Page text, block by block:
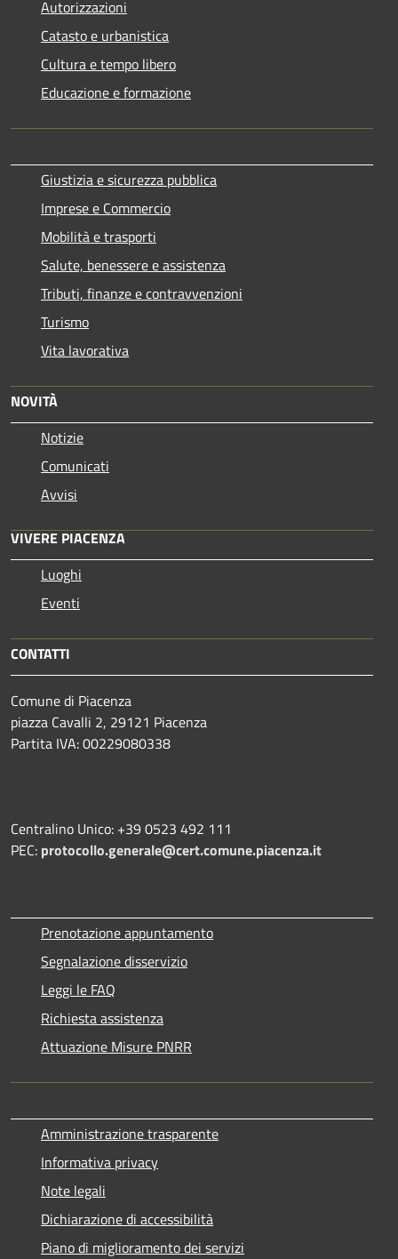
Autorizzazioni
Catasto e urbanistica
Cultura e tempo libero
Educazione e formazione
Giustizia e sicurezza pubblica
Imprese e Commercio
Mobilità e trasporti
Salute, benessere e assistenza
Tributi, finanze e contravvenzioni
Turismo
Vita lavorativa
NOVITÀ
Notizie
Comunicati
Avvisi
VIVERE PIACENZA
Luoghi
Eventi
CONTATTI
Comune di Piacenza
piazza Cavalli 2, 29121 Piacenza
Partita IVA: 00229080338
Centralino Unico: +39 0523 492 111
PEC: protocollo.generale@cert.comune.piacenza.it
Prenotazione appuntamento
Segnalazione disservizio
Leggi le FAQ
Richiesta assistenza
Attuazione Misure PNRR
Amministrazione trasparente
Informativa privacy
Note legali
Dichiarazione di accessibilità
Piano di miglioramento dei servizi